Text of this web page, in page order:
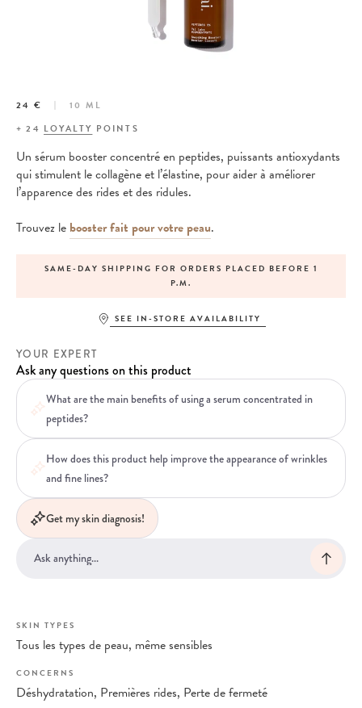
24 €
10 ML
+24 LOYALTY POINTS
Un sérum booster concentré en peptides, puissants antioxydants
qui stimulent le collagène et l’élastine, pour aider à améliorer
l’apparence des rides et des ridules.
Trouvez le booster fait pour votre peau.
SAME-DAY SHIPPING FOR ORDERS PLACED BEFORE 1
P.M.
SEE IN-STORE AVAILABILITY
YOUR EXPERT
Ask any questions on this product
What are the main benefits of using a serum concentrated in
peptides?
How does this product help improve the appearance of wrinkles
and fine lines?
Get my skin diagnosis!
SKIN TYPES
Tous les types de peau, même sensibles
CONCERNS
Déshydratation, Premières rides, Perte de fermeté